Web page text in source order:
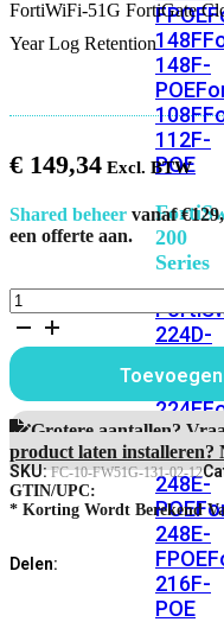
FPOE
148F
148F-
POE
108F
112F-
POE
200
Series
224D-
248D
224E
224E-
POE
248E-
POE
248E-
FPOE
216F-
POE
FortiWiFi-51G FortiGate
Year Log Retention
€ 149,34
Shared beheer vanaf
een offerte aan.
FortiWiFi-
51G
Jaar
FortiGate
Cloud
Subscription
aantal
Grotere aantallen?
product laten installeren?
SKU:FC-10-FW51G-131-02-12
GTIN/UPC:
* Korting Wordt Berekend
Delen: